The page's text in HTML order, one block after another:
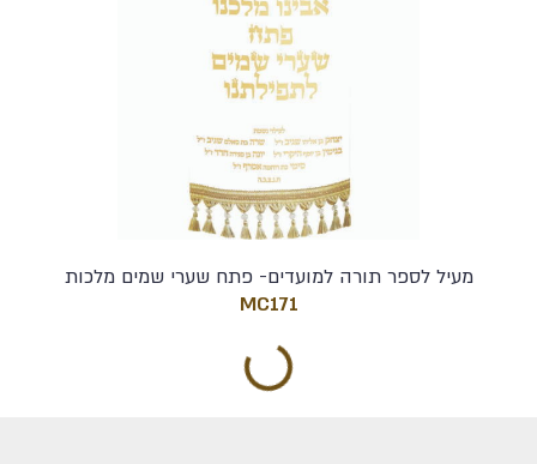
מעיל לספר תורה למועדים- פתח שערי שמים מלכות
MC171